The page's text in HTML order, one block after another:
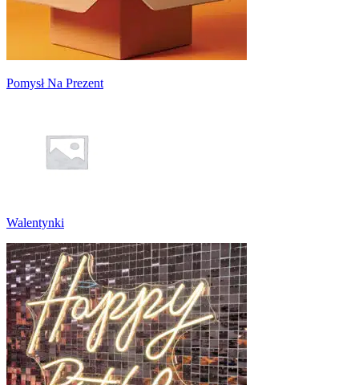
Pomysł Na Prezent
Walentynki